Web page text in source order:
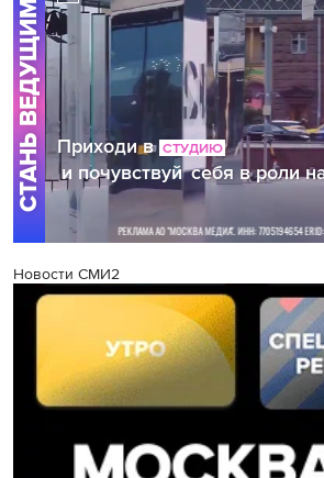
Новости СМИ2